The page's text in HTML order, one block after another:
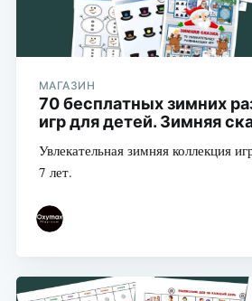
МАГАЗИН
70 бесплатных зимних
игр для детей. Зимняя
Увлекательная зимняя коллекция
7 лет.